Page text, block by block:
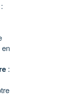
:
en
: